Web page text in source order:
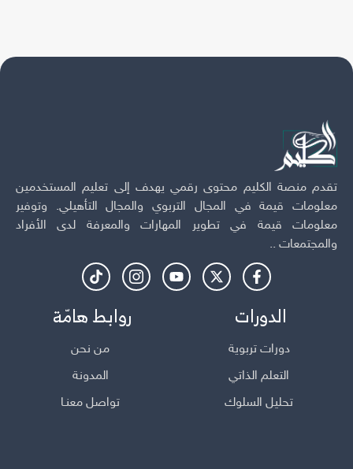
تقدم منصة الكليم محتوى رقمي يهدف إلى تعليم المستخدمين
معلومات قيمة في المجال التربوي والمجال التأهيلي. وتوفير
معلومات قيمة في تطوير المهارات والمعرفة لدى الأفراد
والمجتمعات ..
الدورات
دورات تربوية
التعلم الذاتي
تحليل السلوك
روابط هامّة
من نحن
المدونة
تواصل معنـا